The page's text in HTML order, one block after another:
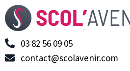
03 82 56 09 05
contact@scolavenir.com